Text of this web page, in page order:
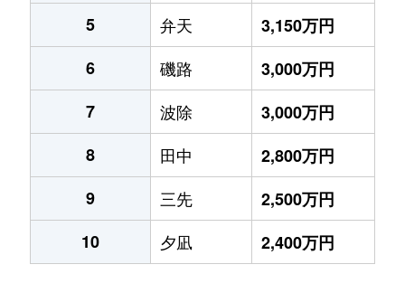
5
弁天
3,150万円
6
磯路
3,000万円
7
波除
3,000万円
8
田中
2,800万円
9
三先
2,500万円
10
夕凪 2,400万円